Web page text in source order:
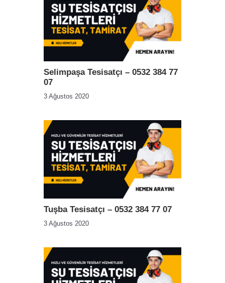
Selimpaşa Tesisatçı – 0532 384 77
07
3 Ağustos 2020
Tuşba Tesisatçı – 0532 384 77 07
3 Ağustos 2020